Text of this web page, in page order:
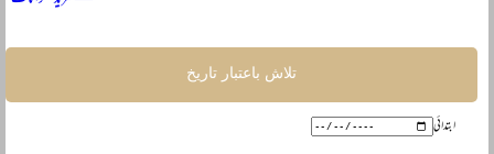
تلاش باعتبار تاریخ
ابتدائی